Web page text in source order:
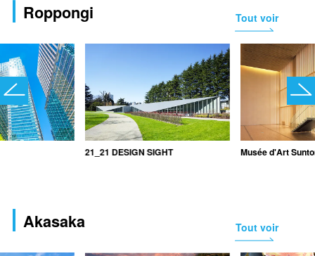
Roppongi Tout voir
21_21 DESIGN SIGHT Musée d'Art
Akasaka Tout voir